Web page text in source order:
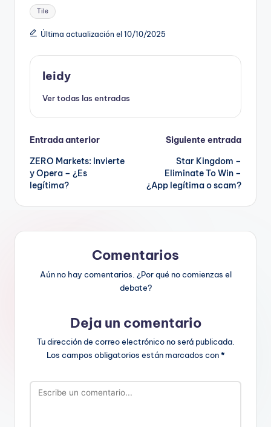
Etiquetas:
Tile
Última actualización el 10/10/2025
leidy
Ver todas las entradas
Navegación
de
entradas
Entrada anterior
ZERO Markets: Invierte
y Opera – ¿Es
legítima?
Siguiente entrada
Star Kingdom –
Eliminate To Win –
¿App legítima o scam?
Comentarios
Aún no hay comentarios. ¿Por qué no comienzas el
debate?
Deja un comentario
Tu dirección de correo electrónico no será publicada.
Los campos obligatorios están marcados con*